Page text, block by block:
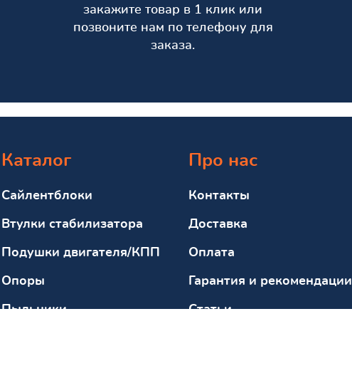
закажите товар в 1 клик или
позвоните нам по телефону для
заказа.
Каталог
Сайлентблоки
Втулки стабилизатора
Подушки двигателя/КПП
Опоры
Пыльники
Про нас
Контакты
Доставка
Оплата
Гарантия и рекомендации
Статьи